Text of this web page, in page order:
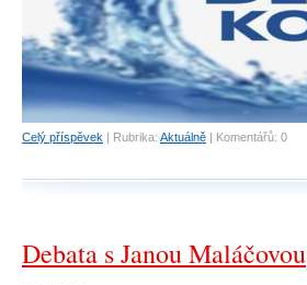
Celý příspěvek | Rubrika: Aktuálně | Komentářů: 0
Debata s Janou Maláčovou